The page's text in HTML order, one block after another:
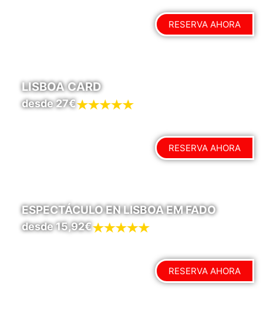
RESERVA AHORA
LISBOA CARD
desde 27€
RESERVA AHORA
ESPECTÁCULO EN LISBOA EM FADO
desde 15,92€
RESERVA AHORA